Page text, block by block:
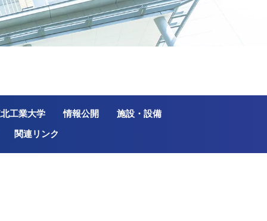
工業大学 情報公開
施設・設備
関連リンク